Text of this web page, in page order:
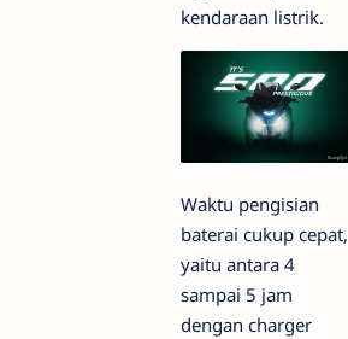
kendaraan listrik.
Waktu pengisian
baterai cukup cepat,
yaitu antara 4
sampai 5 jam
dengan charger